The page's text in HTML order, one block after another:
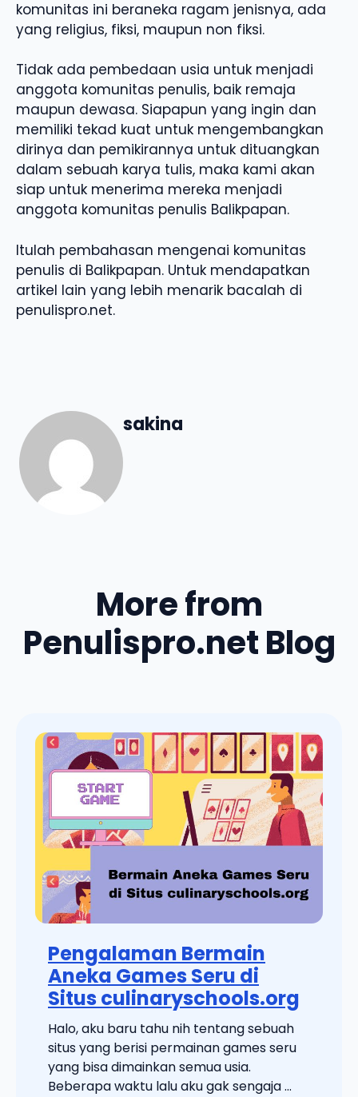
komunitas ini beraneka ragam jenisnya, ada
yang religius, fiksi, maupun non fiksi.
Tidak ada pembedaan usia untuk menjadi
anggota komunitas penulis, baik remaja
maupun dewasa. Siapapun yang ingin dan
memiliki tekad kuat untuk mengembangkan
dirinya dan pemikirannya untuk dituangkan
dalam sebuah karya tulis, maka kami akan
siap untuk menerima mereka menjadi
anggota komunitas penulis Balikpapan.
Itulah pembahasan mengenai komunitas
penulis di Balikpapan. Untuk mendapatkan
artikel lain yang lebih menarik bacalah di
penulispro.net.
sakina
More from
Penulispro.net Blog
Pengalaman Bermain
Aneka Games Seru di
Situs culinaryschools.org
Halo, aku baru tahu nih tentang sebuah
situs yang berisi permainan games seru
yang bisa dimainkan semua usia.
Beberapa waktu lalu aku gak sengaja ...